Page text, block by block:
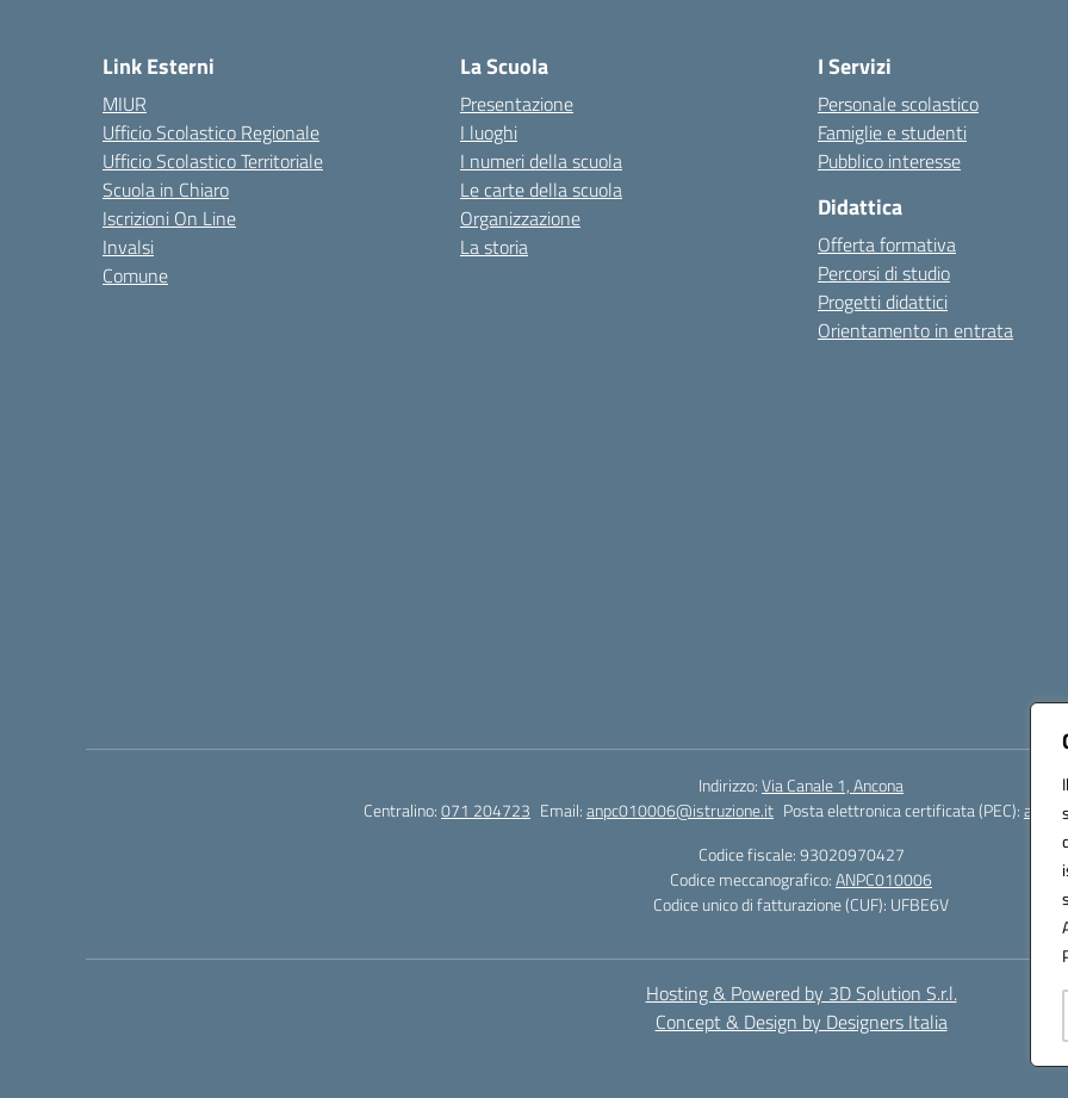
Link Esterni
MIUR
Ufficio Scolastico Regionale
Ufficio Scolastico Territoriale
Scuola in Chiaro
Iscrizioni On Line
Invalsi
Comune
La Scuola
Presentazione
I luoghi
I numeri della scuola
Le carte della scuola
Organizzazione
La storia
I Servizi
Personale scolastico
Famiglie e studenti
Pubblico interesse
Didattica
Offerta formativa
Percorsi di studio
Progetti didattici
Orientamento in entrata
Indirizzo:Via Canale 1, Ancona
Centralino:071 204723 Email:anpc010006@istruzione.it Posta elettronica certificata (PEC):
Codice fiscale: 93020970427
Codice meccanografico:ANPC010006
Codice unico di fatturazione (CUF): UFBE6V
Hosting & Powered by 3D Solution S.r.l.
Concept & Design by Designers Italia